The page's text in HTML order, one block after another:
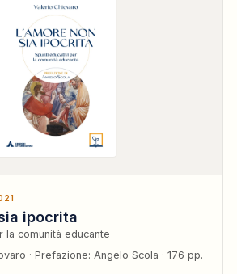
ipocrita
la comunità educante
· Prefazione: Angelo Scola · 176 pp.